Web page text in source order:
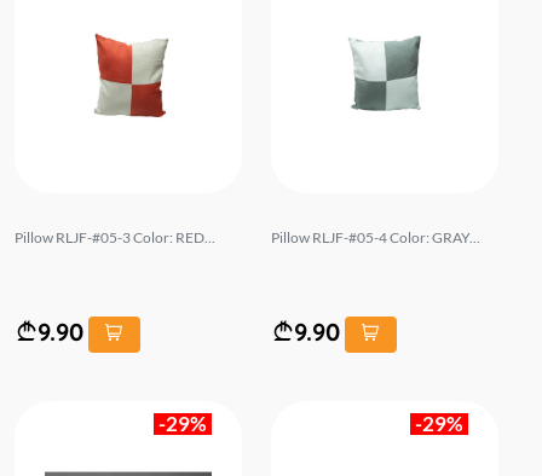
Pillow RLJF-#05-3 Color: RED...
9.90
Pillow RLJF-#05-4 Color: GRAY...
9.90
-29% -29%